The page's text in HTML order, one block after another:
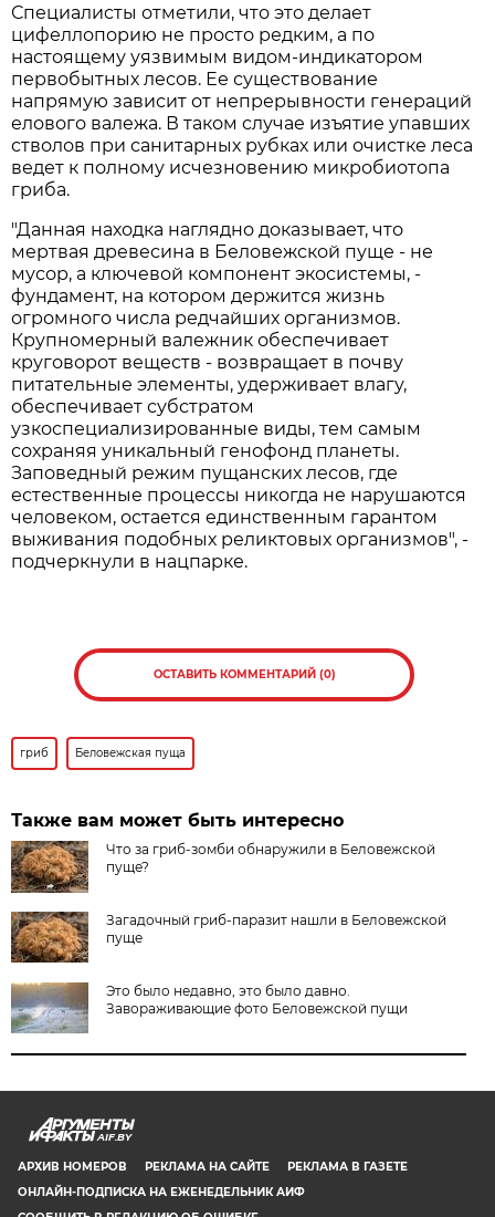
Специалисты отметили, что это делает
цифеллопорию не просто редким, а по
настоящему уязвимым видом-индикатором
первобытных лесов. Ее существование
напрямую зависит от непрерывности генераций
елового валежа. В таком случае изъятие упавших
стволов при санитарных рубках или очистке леса
ведет к полному исчезновению микробиотопа
гриба.
"Данная находка наглядно доказывает, что
мертвая древесина в Беловежской пуще - не
мусор, а ключевой компонент экосистемы, -
фундамент, на котором держится жизнь
огромного числа редчайших организмов.
Крупномерный валежник обеспечивает
круговорот веществ - возвращает в почву
питательные элементы, удерживает влагу,
обеспечивает субстратом
узкоспециализированные виды, тем самым
сохраняя уникальный генофонд планеты.
Заповедный режим пущанских лесов, где
естественные процессы никогда не нарушаются
человеком, остается единственным гарантом
выживания подобных реликтовых организмов", -
подчеркнули в нацпарке.
ОСТАВИТЬ КОММЕНТАРИЙ (0)
гриб Беловежская пуща
Также вам может быть интересно
Что за гриб-зомби обнаружили в Беловежской
пуще?
Загадочный гриб-паразит нашли в Беловежской
пуще
Это было недавно, это было давно.
Завораживающие фото Беловежской пущи
AIF.BY
АРХИВ НОМЕРОВ РЕКЛАМА НА САЙТЕ
РЕКЛАМА В ГАЗЕТЕ
ОНЛАЙН-ПОДПИСКА НА ЕЖЕНЕДЕЛЬНИК АИФ